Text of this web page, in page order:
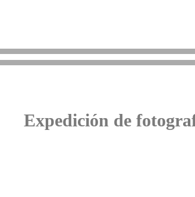
Expedición de